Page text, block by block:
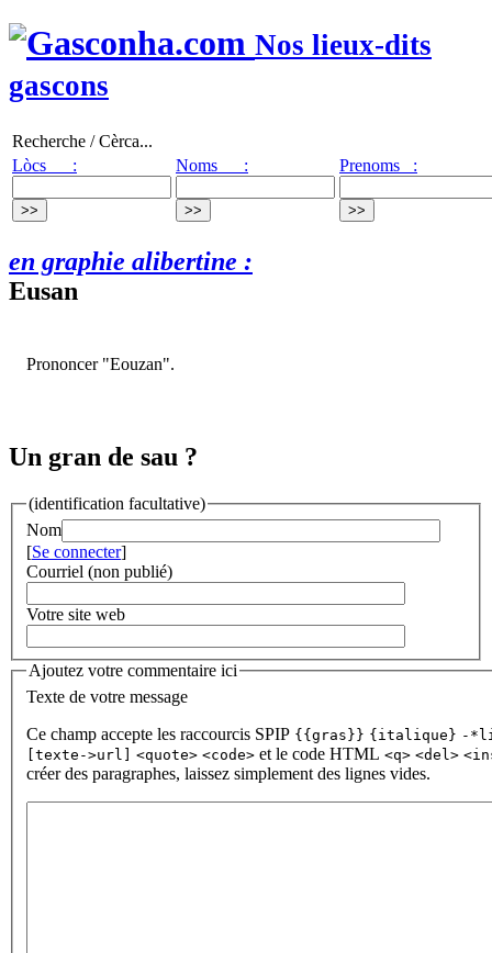
Nos lieux-dits
gascons
Recherche / Cèrca...
Lòcs :
Noms : Prenoms :
en graphie alibertine :
Eusan
Prononcer "Eouzan".
Un gran de sau ?
(identification facultative)
Nom
[Se connecter]
Courriel (non publié)
Votre site web
Ajoutez votre commentaire ici
Texte de votre message
Ce champ accepte les raccourcis SPIP {{gras}} {italique} -
[texte->url] <quote> <code> et le code HTML <q> <del>
créer des paragraphes, laissez simplement des lignes vides.